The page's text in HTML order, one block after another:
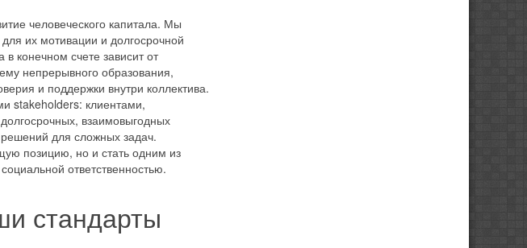
человеческого капитала. Мы
их мотивации и долгосрочной
конечном счете зависит от
непрерывного образования,
и поддержки внутри коллектива.
stakeholders: клиентами,
взаимовыгодных
для сложных задач.
позицию, но и стать одним из
ответственностью.
стандарты